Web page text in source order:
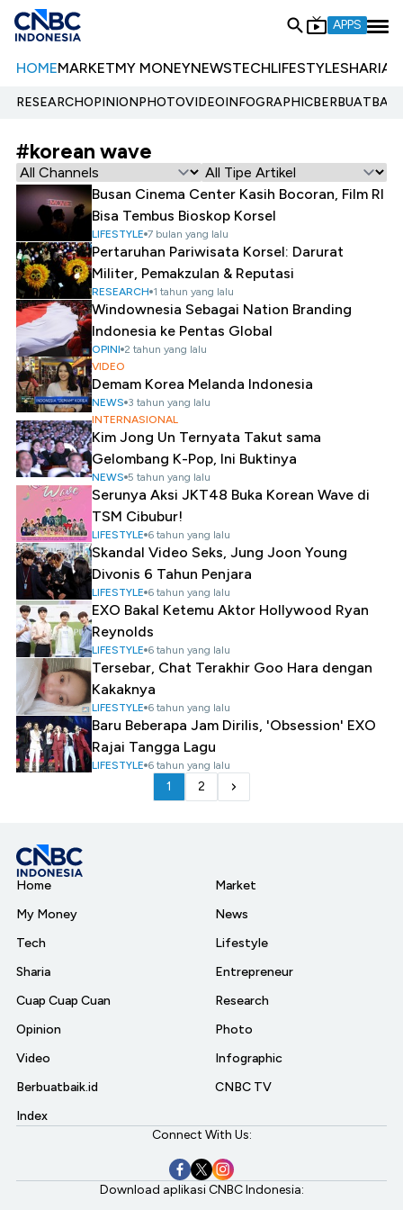
APPS
HOMEMARKETMY MONEYNEWSTECHLIFESTYLESHARIA
RESEARCHOPINIONPHOTOVIDEOINFOGRAPHIC
#korean wave
Busan Cinema Center Kasih Bocoran, Film RI
Bisa Tembus Bioskop Korsel
LIFESTYLE 7 bulan yang lalu
Pertaruhan Pariwisata Korsel: Darurat
Militer, Pemakzulan & Reputasi
RESEARCH 1 tahun yang lalu
Windownesia Sebagai Nation Branding
Indonesia ke Pentas Global
OPINI 2 tahun yang lalu
VIDEO
Demam Korea Melanda Indonesia
NEWS 3 tahun yang lalu
INTERNASIONAL
Kim Jong Un Ternyata Takut sama
Gelombang K-Pop, Ini Buktinya
NEWS 5 tahun yang lalu
Serunya Aksi JKT48 Buka Korean Wave di
TSM Cibubur!
LIFESTYLE 6 tahun yang lalu
Skandal Video Seks, Jung Joon Young
Divonis 6 Tahun Penjara
LIFESTYLE 6 tahun yang lalu
EXO Bakal Ketemu Aktor Hollywood Ryan
Reynolds
LIFESTYLE 6 tahun yang lalu
Tersebar, Chat Terakhir Goo Hara dengan
Kakaknya
LIFESTYLE 6 tahun yang lalu
Baru Beberapa Jam Dirilis, 'Obsession' EXO
Rajai Tangga Lagu
LIFESTYLE 6 tahun yang lalu
1 2
Home
My Money
Tech
Sharia
Cuap Cuap Cuan
Opinion
Video
Berbuatbaik.id
Index
Market
News
Lifestyle
Entrepreneur
Research
Photo
Infographic
CNBC TV
Connect With Us:
Download aplikasi CNBC Indonesia: